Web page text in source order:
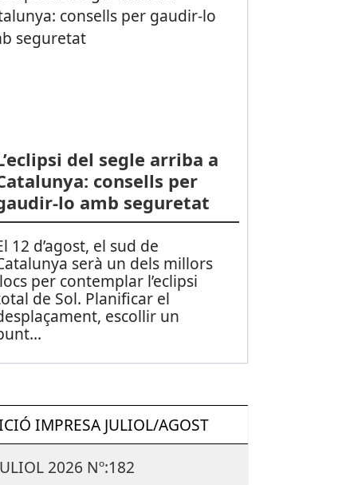
del segle arriba a
consells per
lo amb seguretat
12 d’agost, el sud de
serà un dels millors
per contemplar l’eclipsi
de Sol. Planificar el
escollir un
...
IMPRESA JULIOL/AGOST